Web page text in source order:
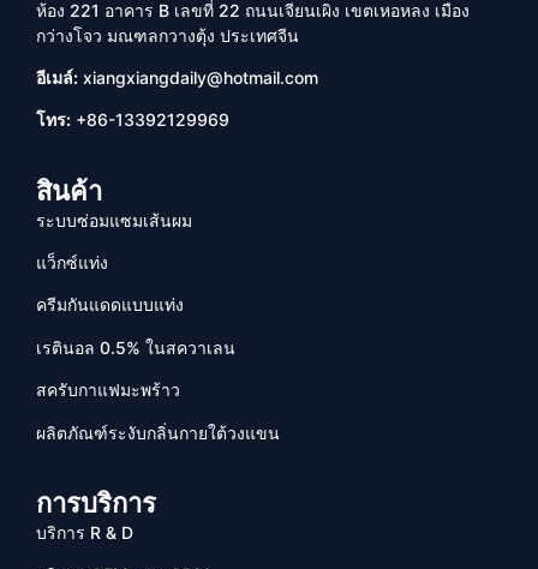
ห้อง 221 อาคาร B เลขที่ 22 ถนนเจียนเผิง เขตเหอหลง เมือง
กว่างโจว มณฑลกวางตุ้ง ประเทศจีน
อีเมล์: xiangxiangdaily@hotmail.com
โทร: +86-13392129969
สินค้า
ระบบซ่อมแซมเส้นผม
แว็กซ์แท่ง
ครีมกันแดดแบบแท่ง
เรตินอล 0.5% ในสควาเลน
สครับกาแฟมะพร้าว
ผลิตภัณฑ์ระงับกลิ่นกายใต้วงแขน
การบริการ
บริการ R & D